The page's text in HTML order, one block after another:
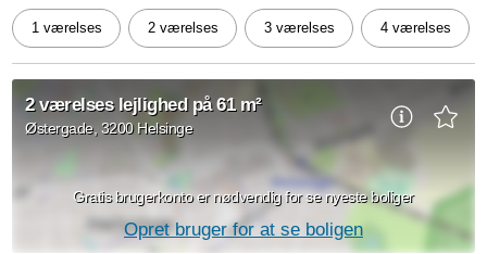
1 værelses 2 værelses 3 værelses 4 værelses
2 værelses lejlighed på 61 m²
Østergade, 3200 Helsinge
Gratis brugerkonto er nødvendig for se nyeste boliger
Opret bruger for at se boligen